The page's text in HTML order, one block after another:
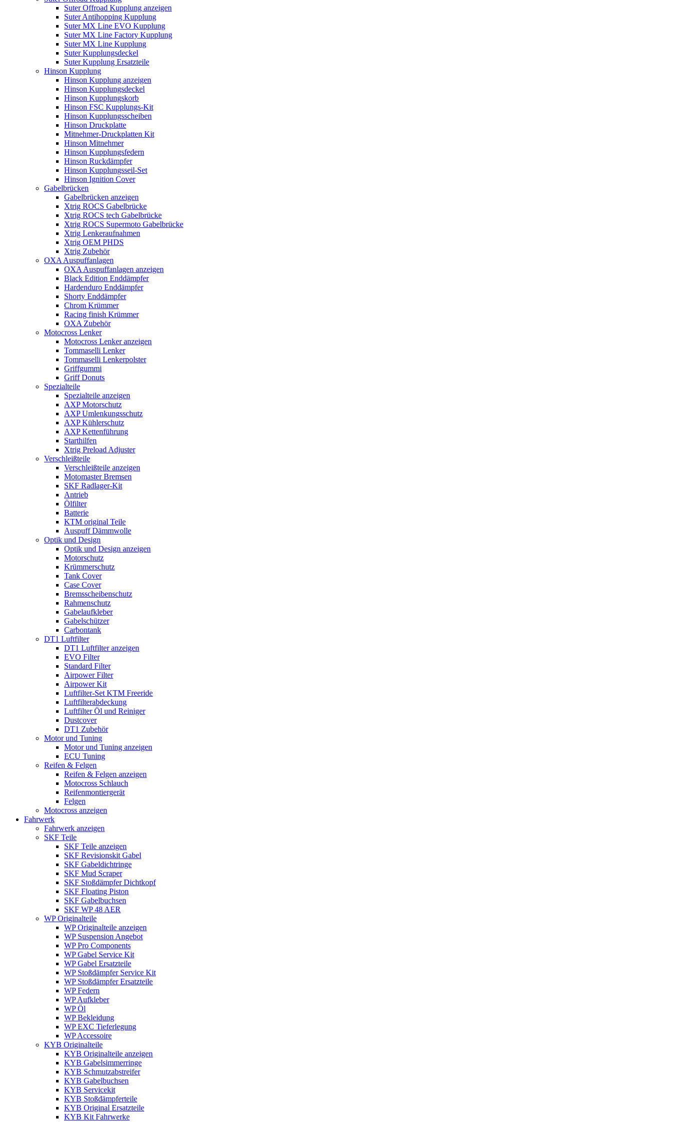
Suter Offroad Kupplung anzeigen
Suter Antihopping Kupplung
Suter MX Line EVO Kupplung
Suter MX Line Factory Kupplung
Suter MX Line Kupplung
Suter Kupplungsdeckel
Suter Kupplung Ersatzteile
Hinson Kupplung
Hinson Kupplung anzeigen
Hinson Kupplungsdeckel
Hinson Kupplungskorb
Hinson FSC Kupplungs-Kit
Hinson Kupplungsscheiben
Hinson Druckplatte
Mitnehmer-Druckplatten Kit
Hinson Mitnehmer
Hinson Kupplungsfedern
Hinson Ruckdämpfer
Hinson Kupplungsseil-Set
Hinson Ignition Cover
Gabelbrücken
Gabelbrücken anzeigen
Xtrig ROCS Gabelbrücke
Xtrig ROCS tech Gabelbrücke
Xtrig ROCS Supermoto Gabelbrücke
Xtrig Lenkeraufnahmen
Xtrig OEM PHDS
Xtrig Zubehör
OXA Auspuffanlagen
OXA Auspuffanlagen anzeigen
Black Edition Enddämpfer
Hardenduro Enddämpfer
Shorty Enddämpfer
Chrom Krümmer
Racing finish Krümmer
OXA Zubehör
Motocross Lenker
Motocross Lenker anzeigen
Tommaselli Lenker
Tommaselli Lenkerpolster
Griffgummi
Griff Donuts
Spezialteile
Spezialteile anzeigen
AXP Motorschutz
AXP Umlenkungsschutz
AXP Kühlerschutz
AXP Kettenführung
Starthilfen
Xtrig Preload Adjuster
Verschleißteile
Verschleißteile anzeigen
Motomaster Bremsen
SKF Radlager-Kit
Antrieb
Ölfilter
Batterie
KTM original Teile
Auspuff Dämmwolle
Optik und Design
Optik und Design anzeigen
Motorschutz
Krümmerschutz
Tank Cover
Case Cover
Bremsscheibenschutz
Rahmenschutz
Gabelaufkleber
Gabelschützer
Carbontank
DT1 Luftfilter
DT1 Luftfilter anzeigen
EVO Filter
Standard Filter
Airpower Filter
Airpower Kit
Luftfilter-Set KTM Freeride
Luftfilterabdeckung
Luftfilter Öl und Reiniger
Dustcover
DT1 Zubehör
Motor und Tuning
Motor und Tuning anzeigen
ECU Tuning
Reifen & Felgen
Reifen & Felgen anzeigen
Motocross Schlauch
Reifenmontiergerät
Felgen
Motocross anzeigen
Fahrwerk
Fahrwerk anzeigen
SKF Teile
SKF Teile anzeigen
SKF Revisionskit Gabel
SKF Gabeldichtringe
SKF Mud Scraper
SKF Stoßdämpfer Dichtkopf
SKF Floating Piston
SKF Gabelbuchsen
SKF WP 48 AER
WP Originalteile
WP Originalteile anzeigen
WP Suspension Angebot
WP Pro Components
WP Gabel Service Kit
WP Gabel Ersatzteile
WP Stoßdämpfer Service Kit
WP Stoßdämpfer Ersatzteile
WP Federn
WP Aufkleber
WP Öl
WP Bekleidung
WP EXC Tieferlegung
WP Accessoire
KYB Originalteile
KYB Originalteile anzeigen
KYB Gabelsimmerringe
KYB Schmutzabstreifer
KYB Gabelbuchsen
KYB Servicekit
KYB Stoßdämpferteile
KYB Original Ersatzteile
KYB Kit Fahrwerke